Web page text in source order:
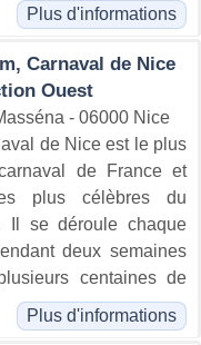
Plus d'informations
Carnaval de Nice
Ouest
- 06000 Nice
de Nice est le plus
de France et
plus célèbres du
Il se déroule chaque
deux semaines
centaines de
Plus d'informations